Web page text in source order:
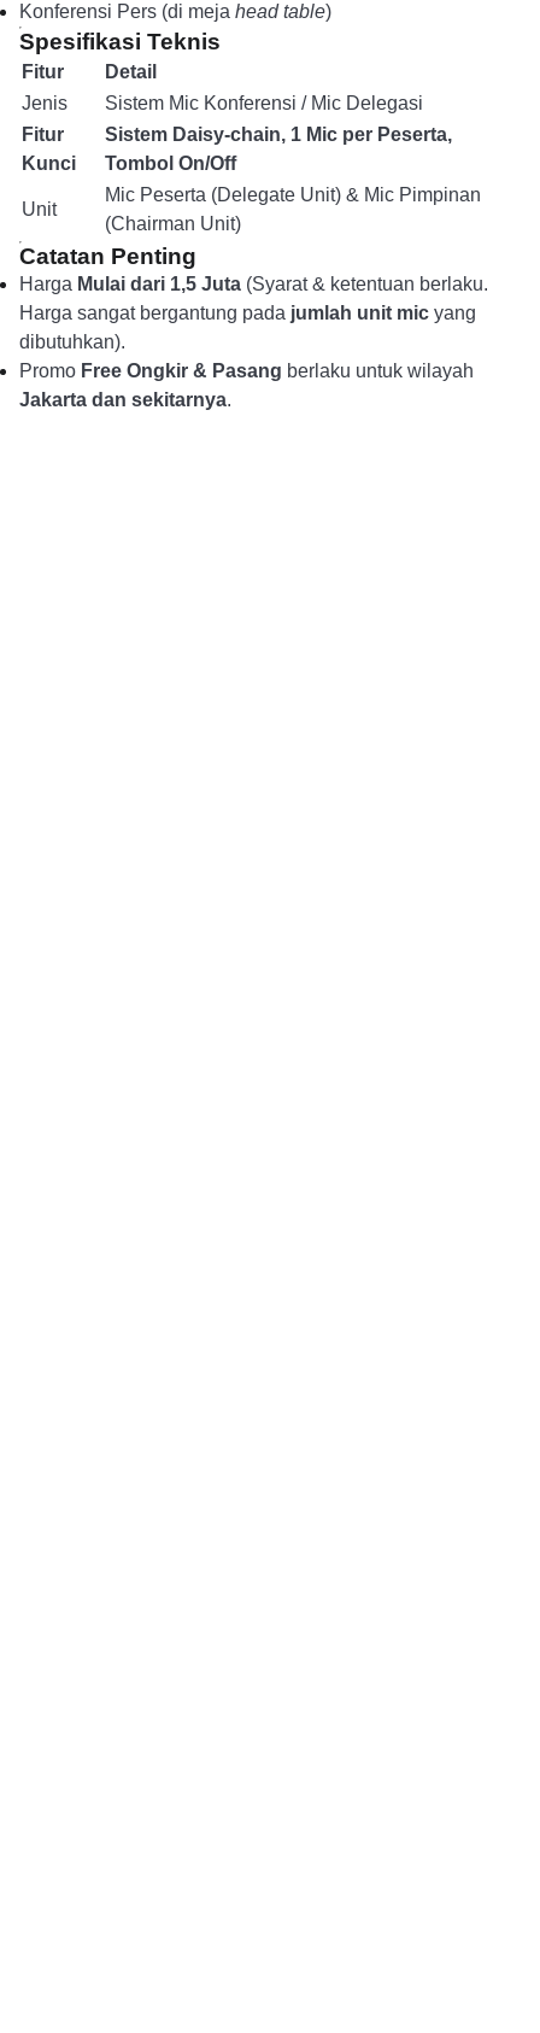
Konferensi Pers (di meja head table)
Spesifikasi Teknis
Fitur
Detail
Jenis
Sistem Mic Konferensi / Mic Delegasi
Fitur
Kunci
Sistem Daisy-chain, 1 Mic per Peserta,
Tombol On/Off
Unit
Mic Peserta (Delegate Unit) & Mic Pimpinan
(Chairman Unit)
Catatan Penting
Harga Mulai dari 1,5 Juta (Syarat & ketentuan berlaku.
Harga sangat bergantung pada jumlah unit mic yang
dibutuhkan).
Promo Free Ongkir & Pasang berlaku untuk wilayah
Jakarta dan sekitarnya.